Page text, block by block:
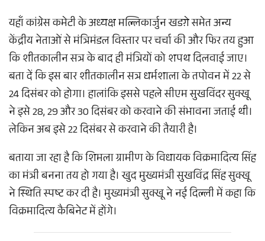
यहाँ कांग्रेस कमेटी के अध्यक्ष मल्लिकार्जुन खडग़े समेत अन्य
केंद्रीय नेताओं से मंत्रिमंडल विस्तार पर चर्चा की और फिर तय हुआ
कि शीतकालीन सत्र के बाद ही मंत्रियों को शपथ दिलवाई जाए।
बता दें कि इस बार शीतकालीन सत्र धर्मशाला के तपोवन में 22 से
24 दिसंबर को होगा। हालांकि इससे पहले सीएम सुखविंदर सुक्खू
ने इसे 28, 29 और 30 दिसंबर को करवाने की संभावना जताई थी।
लेकिन अब इसे 22 दिसंबर से करवाने की तैयारी है।
बताया जा रहा है कि शिमला ग्रामीण के विधायक विक्रमादित्य सिंह
का मंत्री बनना तय हो गया है। खुद मुख्यमंत्री सुखविंद्र सिंह सुक्खू
ने स्थिति स्पष्ट कर दी है। मुख्यमंत्री सुक्खू ने नई दिल्ली में कहा कि
विक्रमादित्य कैबिनेट में होंगे।